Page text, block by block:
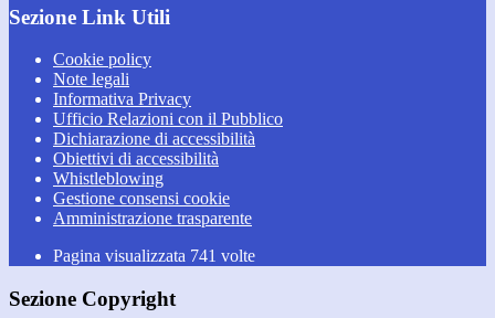
Sezione Link Utili
Cookie policy
Note legali
Informativa Privacy
Ufficio Relazioni con il Pubblico
Dichiarazione di accessibilità
Obiettivi di accessibilità
Whistleblowing
Gestione consensi cookie
Amministrazione trasparente
Pagina visualizzata 741 volte
Sezione Copyright